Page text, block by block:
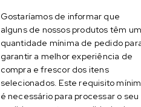
Gostaríamos de informar que
alguns de nossos produtos têm
quantidade mínima de pedido
garantir a melhor experiência de
compra e frescor dos itens
selecionados. Este requisito
é necessário para processar o seu